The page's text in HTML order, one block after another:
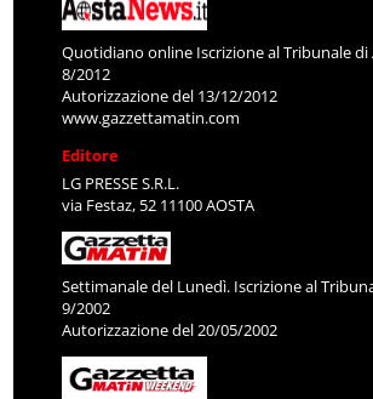
Quotidiano online Iscrizione al Tribunale di
8/2012
Autorizzazione del 13/12/2012
www.gazzettamatin.com
Editore
LG PRESSE S.R.L.
via Festaz, 52 11100 AOSTA
Settimanale del Lunedì. Iscrizione al
9/2002
Autorizzazione del 20/05/2002